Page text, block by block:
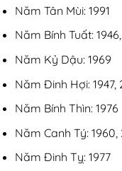
Năm Tân Mùi: 1991
Năm Bính Tuất:
Năm Kỷ Dậu: 1969
Năm Đinh Hợi: 1947,
Năm Bính Thìn: 1976
Năm Canh Tý: 1960,
Năm Đinh Tỵ: 1977